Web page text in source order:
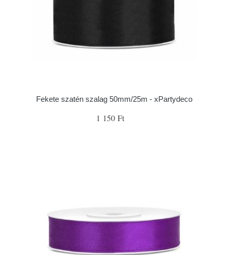
Fekete szatén szalag 50mm/25m - xPartydeco
1 150 Ft